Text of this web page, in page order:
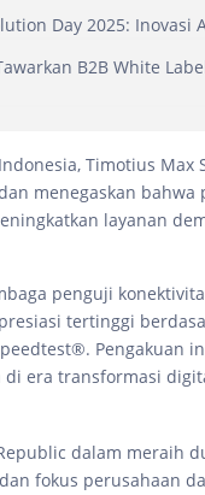
Day 2025: Inovasi
B2B White
Timotius
menegaskan
layanan
penguji
tertinggi
Pengakuan
era transformasi
dalam meraih
fokus perusahaan